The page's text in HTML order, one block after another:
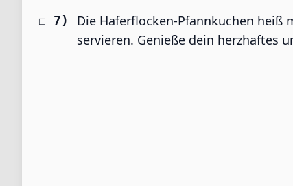
Die Haferflocken-Pfannkuchen heiß
servieren. Genieße dein herzhaftes